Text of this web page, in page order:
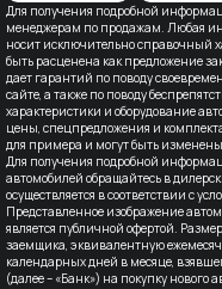
Для получения подробной
менеджерам по продажам. Любая
носит исключительно справочный
быть расценена как предложение
дает гарантий по поводу
сайте, а также по поводу
характеристики и оборудование
цены, спецпредложения и
для примера и могут быть
Для получения подробной
автомобилей обращайтесь в
осуществляется в соответствии с
Представленное изображение
является публичной офертой.
заемщика, эквивалентную
календарных дней в месяце,
(далее – «Банк») на покупку нового